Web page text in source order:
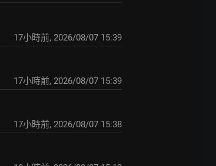
17小時前, 2026/08/07 15:39
17小時前, 2026/08/07 15:39
17小時前, 2026/08/07 15:38